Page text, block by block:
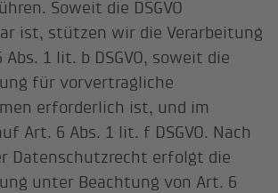
Soweit die DSGVO
ist, stützen wir die Verarbeitung
1 lit. b DSGVO, soweit die
für vorvertragliche
erforderlich ist, und im
Art. 6 Abs. 1 lit. f DSGVO. Nach
Datenschutzrecht erfolgt die
unter Beachtung von Art. 6